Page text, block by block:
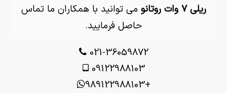
ریلی 7 وات روتانو
می توانید با همکاران ما تماس
حاصل فرمایید.
021-36059872
09122988103
+989122988103